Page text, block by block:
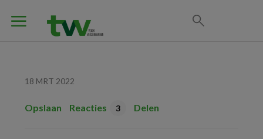
18 MRT 2022
Opslaan Reacties 3 Delen